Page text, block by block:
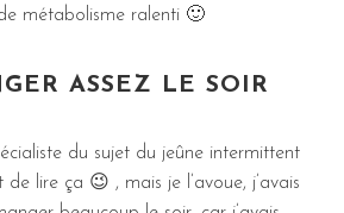
métabolisme ralenti 🙂
ASSEZ LE SOIR
du sujet du jeûne intermittent
lire ça 😉 , mais je l’avoue, j’avais